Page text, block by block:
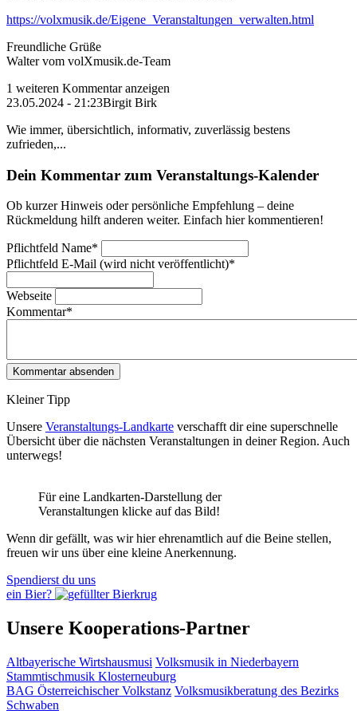
https://volxmusik.de/Eigene_Veranstaltungen_verwalten.html
Freundliche Grüße
Walter vom volXmusik.de-Team
1 weiteren Kommentar anzeigen
23.05.2024 - 21:23Birgit Birk
Wie immer, übersichtlich, informativ, zuverlässig bestens
zufrieden,...
Dein Kommentar zum Veranstaltungs-Kalender
Ob kurzer Hinweis oder persönliche Empfehlung – deine
Rückmeldung hilft anderen weiter. Einfach hier kommentieren!
Pflichtfeld Name*
Pflichtfeld E-Mail (wird nicht veröffentlicht)*
Webseite
Kommentar*
Kleiner Tipp
Unsere Veranstaltungs-Landkarte verschafft dir eine superschnelle
Übersicht über die nächsten Veranstaltungen in deiner Region. Auch
unterwegs!
Für eine Landkarten-Darstellung der
Veranstaltungen klicke auf das Bild!
Wenn dir gefällt, was wir hier ehrenamtlich auf die Beine stellen,
freuen wir uns über eine kleine Anerkennung.
Spendierst du uns
ein Bier?
Unsere Kooperations-Partner
Altbayerische Wirtshausmusi Volksmusik in Niederbayern
Stammtischmusik Klosterneuburg
BAG Österreichischer Volkstanz Volksmusikberatung des Bezirks
Schwaben